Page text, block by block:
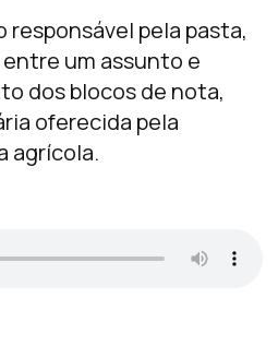
responsável pela pasta,
um assunto e
dos blocos de nota,
oferecida pela
agrícola.